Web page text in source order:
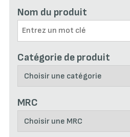
Nom du produit
Catégorie de produit
MRC